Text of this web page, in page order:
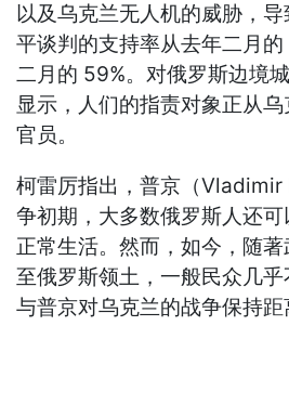
以及乌克兰无人机的威胁，
平谈判的支持率从去年二月
二月的 59%。对俄罗斯边境
显示，人们的指责对象正从
官员。
柯雷厉指出，普京（
争初期，大多数俄罗斯人还
正常生活。然而，如今，随
至俄罗斯领土，一般民众几乎
与普京对乌克兰的战争保持距